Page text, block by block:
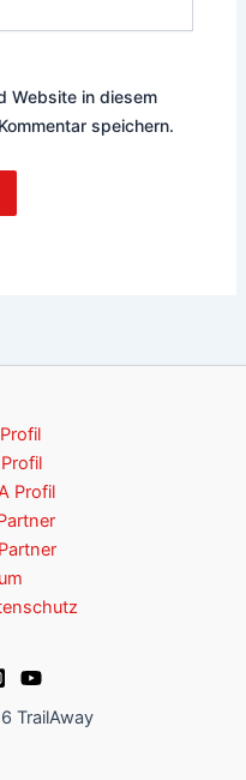
Website in diesem
speichern.
Profil
TrailAway